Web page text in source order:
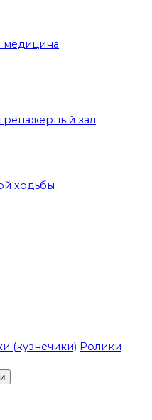
медицина
зал
ходьбы
(кузнечики) Ролики